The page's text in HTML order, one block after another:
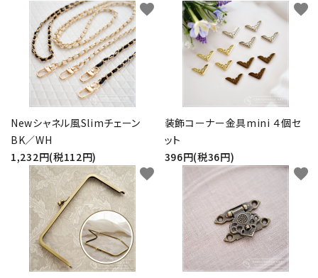
Newシャネル風Slimチェーン
BK／WH
1,232円(税112円)
favorite
装飾コーナー金具mini ４個セ
ット
396円(税36円)
favorite
favorite favorite